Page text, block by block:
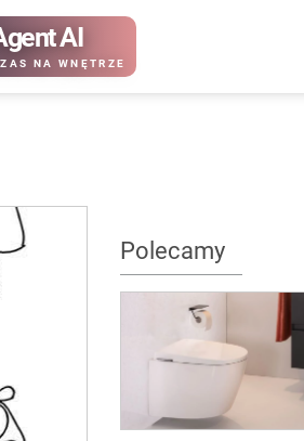
AI
NA WNĘTRZE
Polecamy